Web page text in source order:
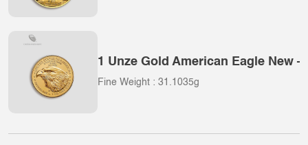
1 Unze Gold American Eagle New –
Fine Weight : 31.1035g